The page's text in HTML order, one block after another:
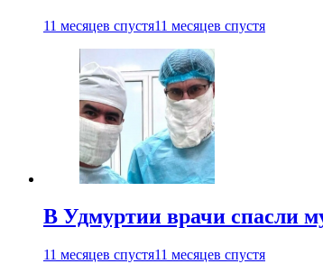
11 месяцев спустя11 месяцев спустя
В Удмуртии врачи спасли
11 месяцев спустя11 месяцев спустя